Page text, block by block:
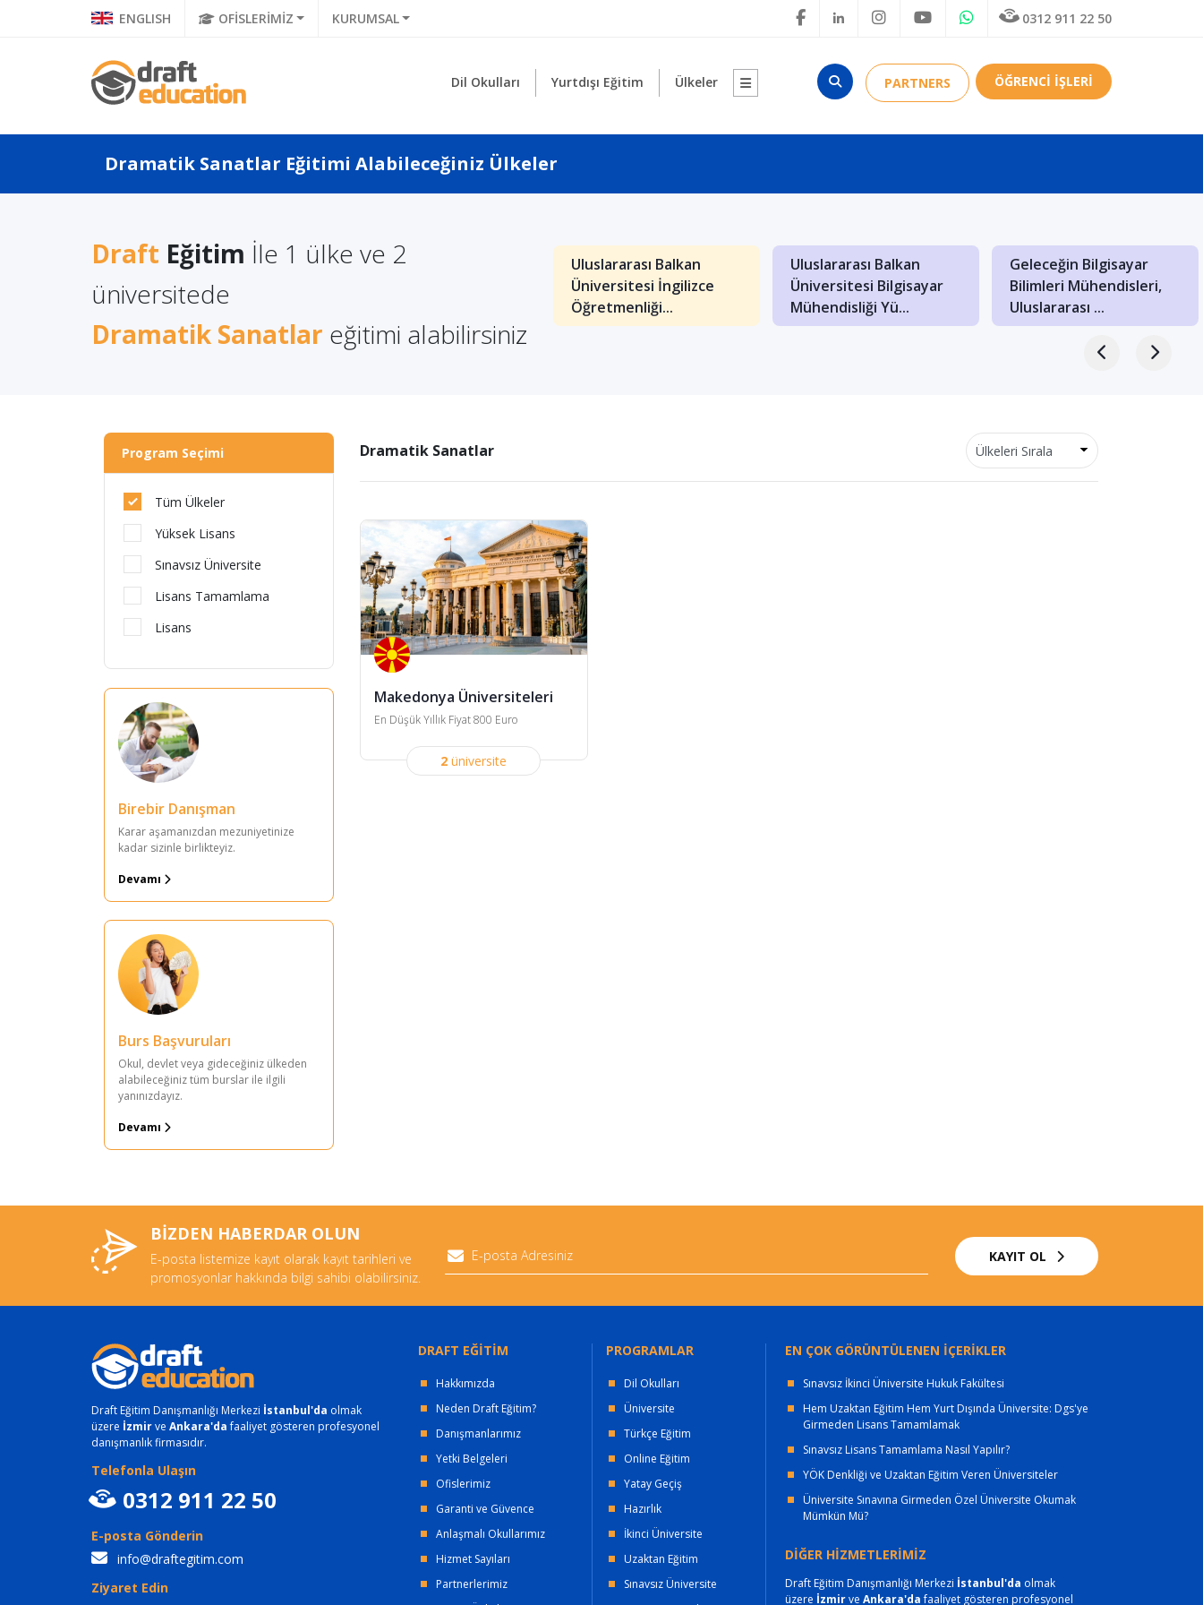
ENGLISH OFİSLERİMİZ KURUMSAL 0312 911 22 50
Dil Okulları Yurtdışı Eğitim Ülkeler PARTNERS ÖĞRENCİ İŞLERİ
Dramatik Sanatlar Eğitimi Alabileceğiniz Ülkeler
Draft Eğitim İle 1 ülke ve 2
üniversitede
Dramatik Sanatlar eğitimi alabilirsiniz
Litvanya'da Yüksek
Lisans Eğitimi Almanın
Avantajları
Uluslararası Balkan
Üniversitesi İngilizce
Öğretmenliği...
Uluslararası Balkan
Üniversitesi Bilgisayar
Mühendisliği Yü...
Geleceğin Bilgisayar
Bilimleri Mühendisleri,
Uluslararası ...
Program Seçimi
Tüm Ülkeler
Yüksek Lisans
Sınavsız Üniversite
Lisans Tamamlama
Lisans
Birebir Danışman
Karar aşamanızdan mezuniyetinize
kadar sizinle birlikteyiz.
Devamı
Burs Başvuruları
Okul, devlet veya gideceğiniz ülkeden
alabileceğiniz tüm burslar ile ilgili
yanınızdayız.
Devamı
Dramatik Sanatlar
Makedonya Üniversiteleri
En Düşük Yıllık Fiyat 800 Euro
2 üniversite
BİZDEN HABERDAR OLUN
E-posta listemize kayıt olarak kayıt tarihleri ve
promosyonlar hakkında bilgi sahibi olabilirsiniz.
KAYIT OL
Draft Eğitim Danışmanlığı Merkezi İstanbul'da olmak
üzere İzmirve Ankara'dafaaliyet gösteren profesyonel
danışmanlık firmasıdır.
Telefonla Ulaşın
0312 911 22 50
E-posta Gönderin
info@draftegitim.com
Ziyaret Edin
DRAFT EĞİTİM
Hakkımızda
Neden Draft Eğitim?
Danışmanlarımız
Yetki Belgeleri
Ofislerimiz
Garanti ve Güvence
Anlaşmalı Okullarımız
Hizmet Sayıları
Partnerlerimiz
PROGRAMLAR
Dil Okulları
Üniversite
Türkçe Eğitim
Online Eğitim
Yatay Geçiş
Hazırlık
İkinci Üniversite
Uzaktan Eğitim
Sınavsız Üniversite
EN ÇOK GÖRÜNTÜLENEN İÇERİKLER
Sınavsız İkinci Üniversite Hukuk Fakültesi
Hem Uzaktan Eğitim Hem Yurt Dışında Üniversite: Dgs'ye
Girmeden Lisans Tamamlamak
Sınavsız Lisans Tamamlama Nasıl Yapılır?
YÖK Denkliği ve Uzaktan Eğitim Veren Üniversiteler
Üniversite Sınavına Girmeden Özel Üniversite Okumak
Mümkün Mü?
DİĞER HİZMETLERİMİZ
Draft Eğitim Danışmanlığı Merkezi İstanbul'da olmak
üzere İzmirve Ankara'dafaaliyet gösteren profesyonel